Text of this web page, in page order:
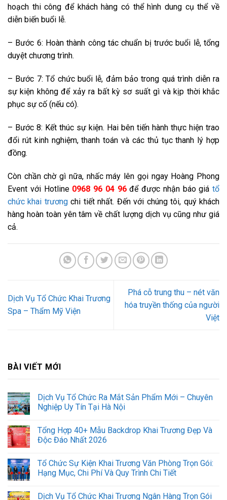
hoạch thi công để khách hàng có thể hình dung cụ thể về
diễn biến buổi lễ.
– Bước 6: Hoàn thành công tác chuẩn bị trước buổi lễ, tổng
duyệt chương trình.
– Bước 7: Tổ chức buổi lễ, đảm bảo trong quá trình diễn ra
sự kiện không để xảy ra bất kỳ sơ suất gì và kịp thời khắc
phục sự cố (nếu có).
– Bước 8: Kết thúc sự kiện. Hai bên tiến hành thực hiện trao
đổi rút kinh nghiệm, thanh toán và các thủ tục thanh lý hợp
đồng.
Còn chần chờ gì nữa, nhấc máy lên gọi ngay Hoàng Phong
Event với Hotline 0968 96 04 96để được nhận báo giá tổ
chức khai trươngchi tiết nhất. Đến với chúng tôi, quý khách
hàng hoàn toàn yên tâm về chất lượng dịch vụ cũng như giá
cả.
Dịch Vụ Tổ Chức Khai Trương
Spa – Thẩm Mỹ Viện
Phá cỗ trung thu – nét văn
hóa truyền thống của người
Việt
BÀI VIẾT MỚI
Dịch Vụ Tổ Chức Ra Mắt Sản Phẩm Mới – Chuyên
Nghiệp Uy Tín Tại Hà Nội
Tổng Hợp 40+ Mẫu Backdrop Khai Trương Đẹp Và
Độc Đáo Nhất 2026
Tổ Chức Sự Kiện Khai Trương Văn Phòng Trọn Gói:
Hạng Mục, Chi Phí Và Quy Trình Chi Tiết
Dịch Vụ Tổ Chức Khai Trương Ngân Hàng Trọn Gói